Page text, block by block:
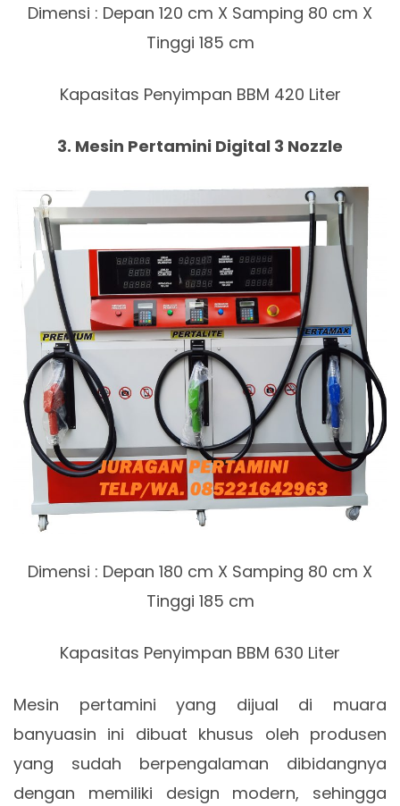
Dimensi : Depan 120 cm X Samping 80 cm X
Tinggi 185 cm
Kapasitas Penyimpan BBM 420 Liter
3. Mesin Pertamini Digital 3 Nozzle
Dimensi : Depan 180 cm X Samping 80 cm X
Tinggi 185 cm
Kapasitas Penyimpan BBM 630 Liter
Mesin pertamini yang dijual di muara
banyuasin ini dibuat khusus oleh produsen
yang sudah berpengalaman dibidangnya
dengan memiliki design modern, sehingga